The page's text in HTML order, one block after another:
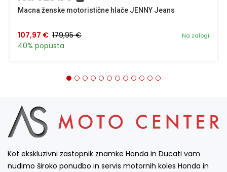
Macna ženske motoristične hlače JENNY Jeans
Na zalogi
107,97 € 179,95 €
40% popusta
Kot ekskluzivni zastopnik znamke Honda in Ducati vam
nudimo široko ponudbo in servis motornih koles Honda in